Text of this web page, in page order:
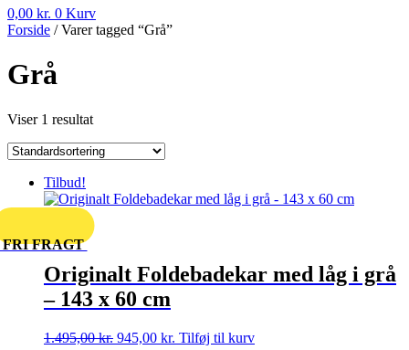
0,00 kr. 0 Kurv
Forside / Varer tagged “Grå”
Grå
Viser 1 resultat
Tilbud!
FRAGT
Originalt Foldebadekar med låg i grå
– 143 x 60 cm
1.495,00kr. Den
945,00 kr. Den
Tilføj til kurv